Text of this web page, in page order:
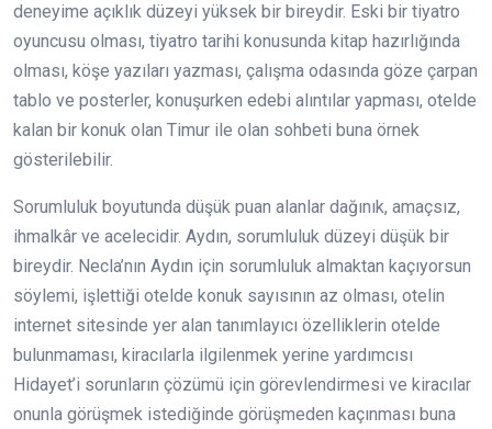
deneyime açıklık düzeyi yüksek bir bireydir. Eski bir tiyatro
oyuncusu olması, tiyatro tarihi konusunda kitap hazırlığında
olması, köşe yazıları yazması, çalışma odasında göze çarpan
tablo ve posterler, konuşurken edebi alıntılar yapması, otelde
kalan bir konuk olan Timur ile olan sohbeti buna örnek
gösterilebilir.
Sorumluluk boyutunda düşük puan alanlar dağınık, amaçsız,
ihmalkâr ve acelecidir. Aydın, sorumluluk düzeyi düşük bir
bireydir. Necla’nın Aydın için sorumluluk almaktan kaçıyorsun
söylemi, işlettiği otelde konuk sayısının az olması, otelin
internet sitesinde yer alan tanımlayıcı özelliklerin otelde
bulunmaması, kiracılarla ilgilenmek yerine yardımcısı
Hidayet’i sorunların çözümü için görevlendirmesi ve kiracılar
onunla görüşmek istediğinde görüşmeden kaçınması buna